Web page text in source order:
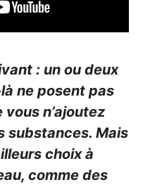
: un ou deux
ne posent pas
n’ajoutez
substances. Mais
choix à
comme des